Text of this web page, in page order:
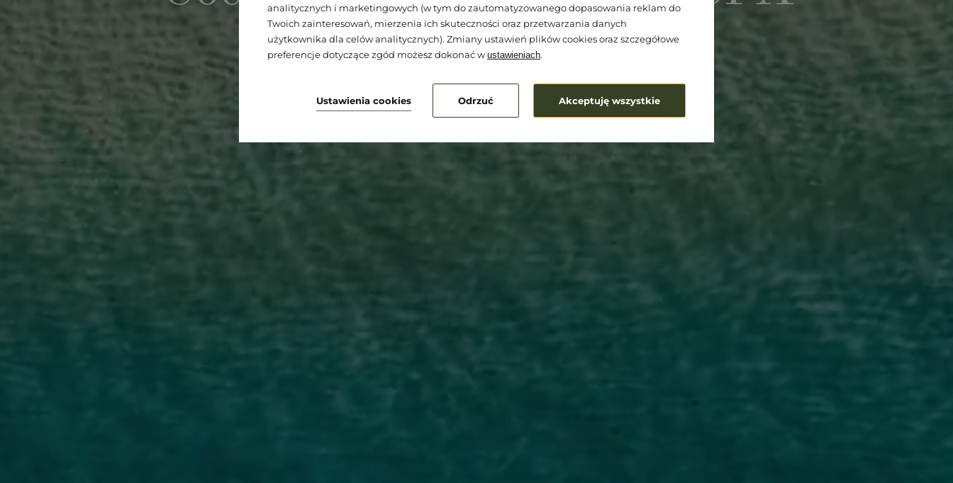
analitycznych i marketingowych (w tym do zautomatyzowanego dopasowania reklam do
Twoich zainteresowań, mierzenia ich skuteczności oraz przetwarzania danych
użytkownika dla celów analitycznych). Zmiany ustawień plików cookies oraz szczegółowe
preferencje dotyczące zgód możesz dokonać wustawieniach.
Ustawienia cookies Odrzuć Akceptuję wszystkie